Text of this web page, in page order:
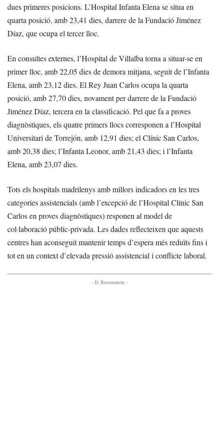
dues primeres posicions. L’Hospital Infanta Elena se situa en
quarta posició, amb 23,41 dies, darrere de la Fundació Jiménez
Díaz, que ocupa el tercer lloc.
En consultes externes, l’Hospital de Villalba torna a situar-se en
primer lloc, amb 22,05 dies de demora mitjana, seguit de l’Infanta
Elena, amb 23,12 dies. El Rey Juan Carlos ocupa la quarta
posició, amb 27,70 dies, novament per darrere de la Fundació
Jiménez Díaz, tercera en la classificació. Pel que fa a proves
diagnòstiques, els quatre primers llocs corresponen a l’Hospital
Universitari de Torrejón, amb 12,91 dies; el Clínic San Carlos,
amb 20,38 dies; l’Infanta Leonor, amb 21,43 dies; i l’Infanta
Elena, amb 23,07 dies.
Tots els hospitals madrilenys amb millors indicadors en les tres
categories assistencials (amb l’excepció de l’Hospital Clínic San
Carlos en proves diagnòstiques) responen al model de
col·laboració públic-privada. Les dades reflecteixen que aquests
centres han aconseguit mantenir temps d’espera més reduïts fins i
tot en un context d’elevada pressió assistencial i conflicte laboral.
- Et Recomanem -